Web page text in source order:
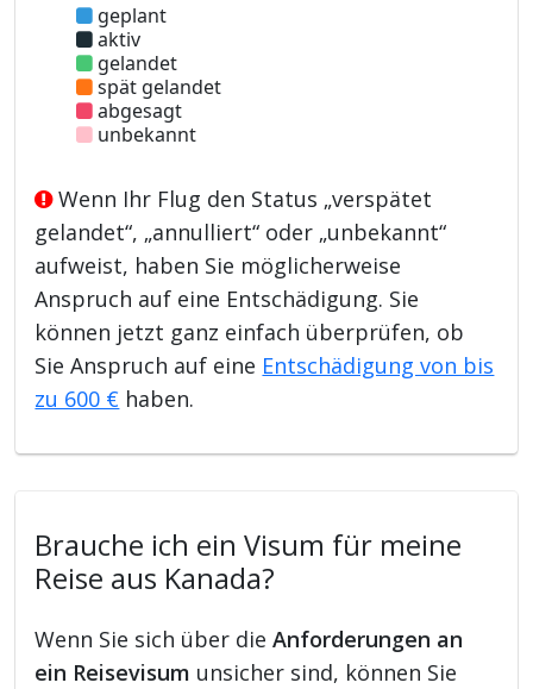
geplant
aktiv
gelandet
spät gelandet
abgesagt
unbekannt
Wenn Ihr Flug den Status „verspätet
gelandet“, „annulliert“ oder „unbekannt“
aufweist, haben Sie möglicherweise
Anspruch auf eine Entschädigung. Sie
können jetzt ganz einfach überprüfen, ob
Sie Anspruch auf eine Entschädigung von bis
zu 600 € haben.
Brauche ich ein Visum für meine
Reise aus Kanada?
Wenn Sie sich über dieAnforderungen an
ein Reisevisum unsicher sind, können Sie